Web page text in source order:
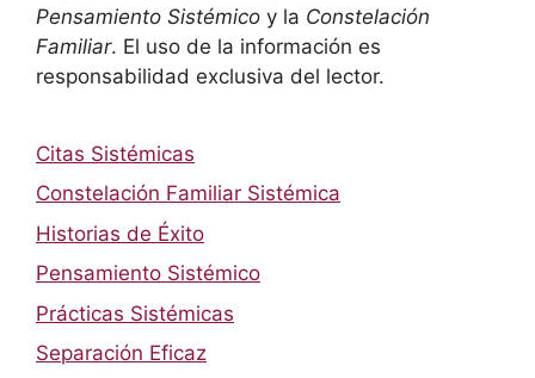
Pensamiento Sistémico y la Constelación
Familiar. El uso de la información es
responsabilidad exclusiva del lector.
Citas Sistémicas
Constelación Familiar Sistémica
Historias de Éxito
Pensamiento Sistémico
Prácticas Sistémicas
Separación Eficaz